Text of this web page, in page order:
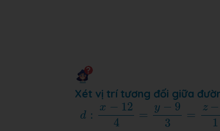
Xét vị trí tương đối giữa
d :
x − 12
4
=
y − 9
3
=
z −
1
d:x− 124 = y−93= z−1 ,(α):3x+5